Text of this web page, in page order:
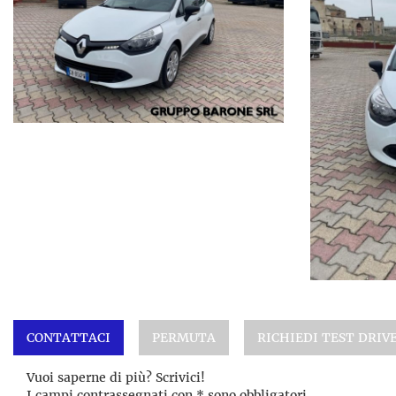
CONTATTACI PERMUTA RICHIEDI TEST
Vuoi saperne di più? Scrivici!